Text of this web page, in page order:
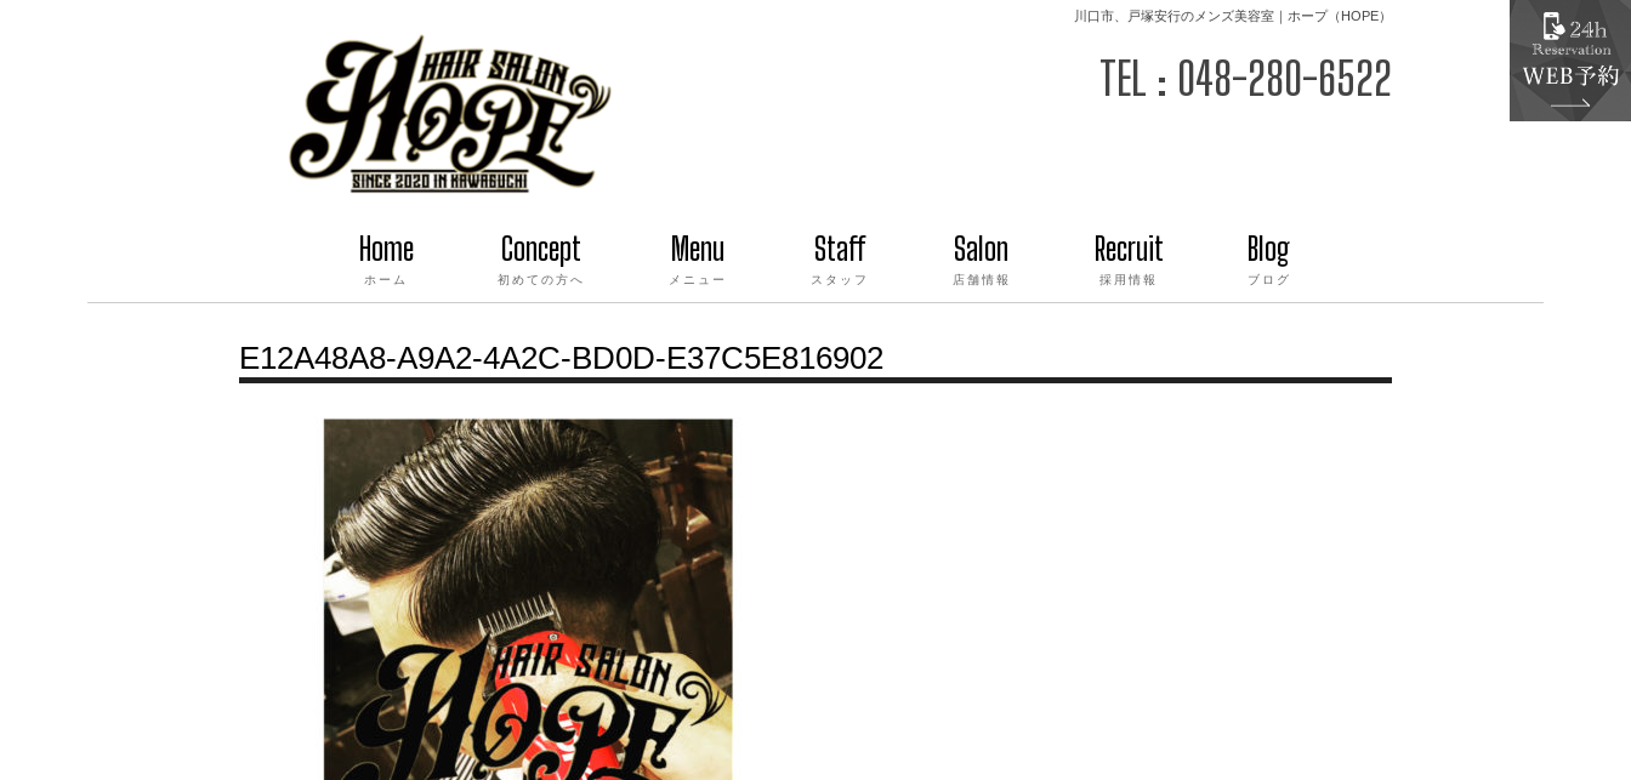
川口市、戸塚安行のメンズ美容室｜ホープ（HOPE）
TEL : 048-280-6522
Home
ホーム
Concept
初めての方へ
Menu
メニュー
Staff
スタッフ
Salon
店舗情報
Recruit
採用情報
Blog
ブログ
E12A48A8-A9A2-4A2C-BD0D-E37C5E816902